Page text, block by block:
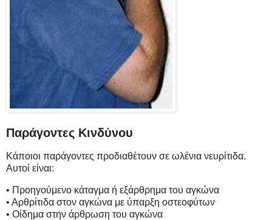
Παράγοντες Κινδύνου
Κάποιοι παράγοντες προδιαθέτουν σε ωλένια νευρίτιδα.
Αυτοί είναι:
• Προηγούμενο κάταγμα ή εξάρθρημα του αγκώνα
• Αρθρίτιδα στον αγκώνα με ύπαρξη οστεοφύτων
• Οίδημα στην άρθρωση του αγκώνα